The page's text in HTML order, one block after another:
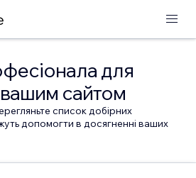
для
сайтом
список добірних
допомогти в досягненні ваших